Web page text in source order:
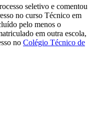
seletivo e comentou
no curso Técnico em
pelo menos o
em outra escola,
no Colégio Técnico de